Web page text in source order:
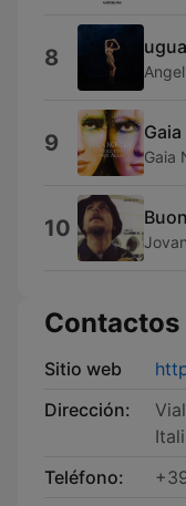
8
9 Gaia
10
Contactos
Sitio web
Dirección:
Teléfono: